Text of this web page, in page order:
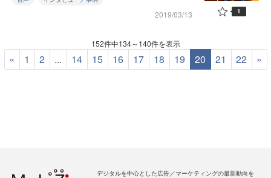
2019/03/13 1
152件中134～140件を表示
« 1 2 ... 14 15 16 17 18 19 20 21 22 »
デジタルを中心とした広告／マーケティングの最新動向を